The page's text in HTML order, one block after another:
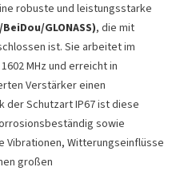
robuste und leistungsstarke
GLONASS), die mit
ist. Sie arbeitet im
MHz und erreicht in
Verstärker einen
der Schutzart IP67 ist diese
sowie
Witterungseinflüsse
großen